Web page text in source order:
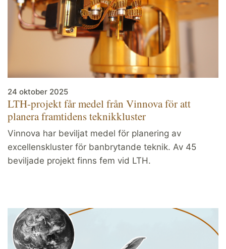
24 oktober 2025
LTH-projekt får medel från Vinnova för att
planera framtidens teknikkluster
Vinnova har beviljat medel för planering av
excellenskluster för banbrytande teknik. Av 45
beviljade projekt finns fem vid LTH.